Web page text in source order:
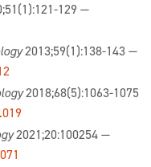
129 —
2013;59(1):138-143 —
2018;68(5):1063-1075
2021;20:100254 —